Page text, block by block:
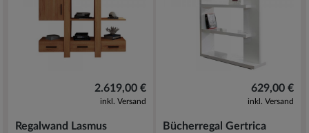
2.619,00 €
inkl. Versand
Regalwand Lasmus
629,00 €
inkl. Versand
Bücherregal Gertrica